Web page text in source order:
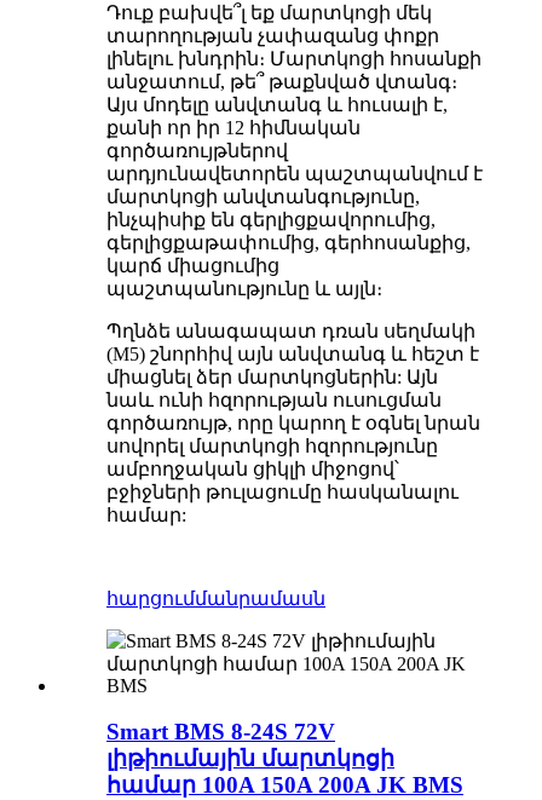
Դուք բախվե՞լ եք մարտկոցի մեկ
տարողության չափազանց փոքր
լինելու խնդրին։ Մարտկոցի հոսանքի
անջատում, թե՞ թաքնված վտանգ։
Այս մոդելը անվտանգ և հուսալի է,
քանի որ իր 12 հիմնական
գործառույթներով
արդյունավետորեն պաշտպանվում է
մարտկոցի անվտանգությունը,
ինչպիսիք են գերլիցքավորումից,
գերլիցքաթափումից, գերհոսանքից,
կարճ միացումից
պաշտպանությունը և այլն։
Պղնձե անագապատ դռան սեղմակի
(M5) շնորհիվ այն անվտանգ և հեշտ է
միացնել ձեր մարտկոցներին: Այն
նաև ունի հզորության ուսուցման
գործառույթ, որը կարող է օգնել նրան
սովորել մարտկոցի հզորությունը
ամբողջական ցիկլի միջոցով՝
բջիջների թուլացումը հասկանալու
համար:
հարցումմանրամասն
Smart BMS 8-24S 72V
լիթիումային մարտկոցի
համար 100A 150A 200A JK BMS